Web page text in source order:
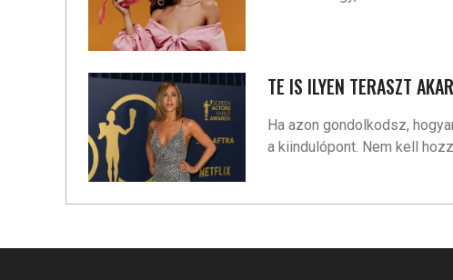
TE IS ILYEN TERASZT
Ha azon gondolkodsz,
a kiindulópont. Nem kell